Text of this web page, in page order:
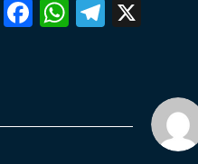
Fa W
pp
Te
m